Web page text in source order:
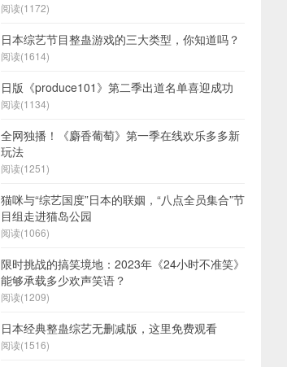
阅读(1172)
日本综艺节目整蛊游戏的三大类型，你知道吗？
阅读(1614)
日版《produce101》第二季出道名单喜迎成功
阅读(1134)
全网独播！《麝香葡萄》第一季在线欢乐多多新
玩法
阅读(1251)
猫咪与“综艺国度”日本的联姻，“八点全员集合”节
目组走进猫岛公园
阅读(1066)
限时挑战的搞笑境地：2023年《24小时不准笑》
能够承载多少欢声笑语？
阅读(1209)
日本经典整蛊综艺无删减版，这里免费观看
阅读(1516)